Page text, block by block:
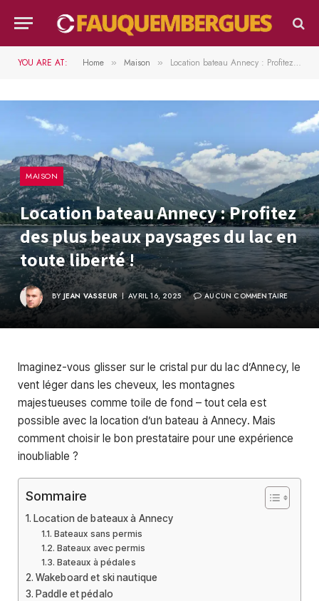
YOU ARE AT: Home » Maison » Location bateau Annecy : Profitez des plus beaux paysages du lac en toute liberté !
MAISON
Location bateau Annecy : Profitez
des plus beaux paysages du lac en
toute liberté !
BY JEAN VASSEUR AVRIL 16, 2025 AUCUN COMMENTAIRE
Imaginez-vous glisser sur le cristal pur du lac d’Annecy, le
vent léger dans les cheveux, les montagnes
majestueuses comme toile de fond – tout cela est
possible avec la location d’un bateau à Annecy. Mais
comment choisir le bon prestataire pour une expérience
inoubliable ?
Sommaire
Location de bateaux à Annecy
Bateaux sans permis
Bateaux avec permis
Bateaux à pédales
Wakeboard et ski nautique
Paddle et pédalo